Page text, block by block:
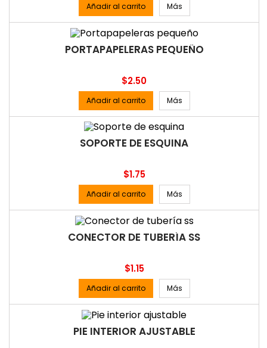
Añadir al carrito Más
PORTAPAPELERAS PEQUEÑO
Precio
$2.50
Añadir al carrito Más
SOPORTE DE ESQUINA
Precio
$1.75
Añadir al carrito Más
CONECTOR DE TUBERÍA SS
Precio
$1.15
Añadir al carrito Más
PIE INTERIOR AJUSTABLE